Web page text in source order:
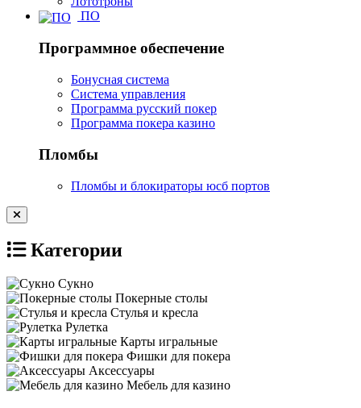
ПО
Программное обеспечение
Бонусная система
Система управления
Программа русский покер
Программа покера казино
Пломбы
Пломбы и блокираторы юсб портов
Категории
Сукно
Покерные столы
Стулья и кресла
Рулетка
Карты игральные
Фишки для покера
Аксессуары
Мебель для казино